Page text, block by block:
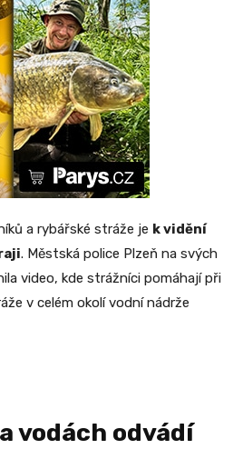
a rybářské stráže je k vidění
. Městská police Plzeň na svých
video, kde strážníci pomáhají při
v celém okolí vodní nádrže
vodách odvádí